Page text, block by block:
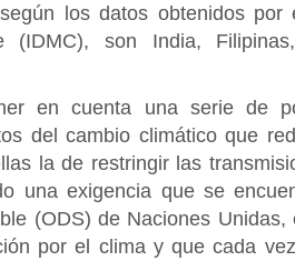
los datos obtenidos por
(IDMC), son India,
en cuenta una serie de
del cambio climático que
la de restringir las
una exigencia que se
(ODS) de Naciones
por el clima y que cada